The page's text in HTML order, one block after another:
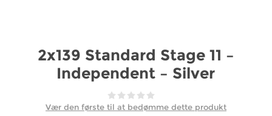
2x139 Standard Stage 11 –
Independent – Silver
Vær den første til at bedømme dette produkt